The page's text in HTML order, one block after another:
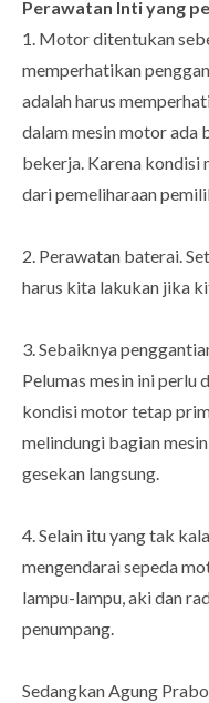
Perawatan Inti yang
1. Motor ditentukan
memperhatikan
adalah harus
dalam mesin motor ada
bekerja. Karena kondisi
dari pemeliharaan
2. Perawatan baterai.
harus kita lakukan jika
3. Sebaiknya
Pelumas mesin ini perlu
kondisi motor tetap
melindungi bagian
gesekan langsung.
4. Selain itu yang tak
mengendarai sepeda
lampu-lampu, aki dan
penumpang.
Sedangkan Agung